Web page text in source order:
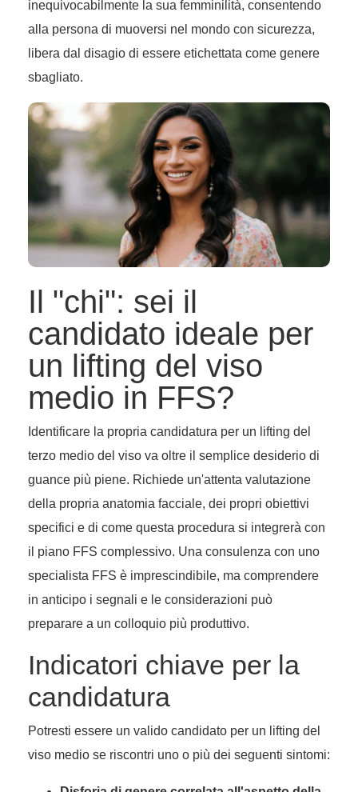
inequivocabilmente la sua femminilità, consentendo
alla persona di muoversi nel mondo con sicurezza,
libera dal disagio di essere etichettata come genere
sbagliato.
Il "chi": sei il
candidato ideale per
un lifting del viso
medio in FFS?
Identificare la propria candidatura per un lifting del
terzo medio del viso va oltre il semplice desiderio di
guance più piene. Richiede un'attenta valutazione
della propria anatomia facciale, dei propri obiettivi
specifici e di come questa procedura si integrerà con
il piano FFS complessivo. Una consulenza con uno
specialista FFS è imprescindibile, ma comprendere
in anticipo i segnali e le considerazioni può
preparare a un colloquio più produttivo.
Indicatori chiave per la
candidatura
Potresti essere un valido candidato per un lifting del
viso medio se riscontri uno o più dei seguenti sintomi: